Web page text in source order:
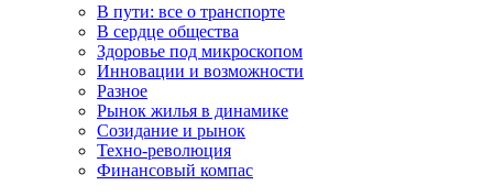
В пути: все о транспорте
В сердце общества
Здоровье под микроскопом
Инновации и возможности
Разное
Рынок жилья в динамике
Созидание и рынок
Техно-революция
Финансовый компас